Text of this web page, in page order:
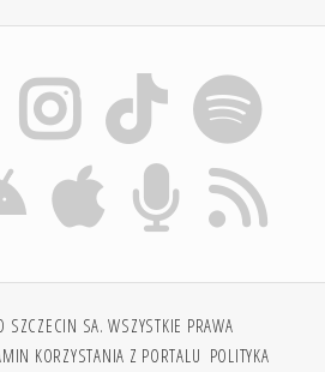
SA. WSZYSTKIE PRAWA
KORZYSTANIA Z PORTALU POLITYKA